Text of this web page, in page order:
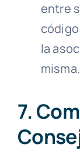
entre
la
misma.
7.